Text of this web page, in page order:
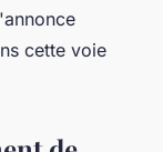
cette voie